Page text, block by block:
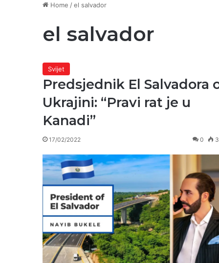
Home /el salvador
el salvador
Svijet
Predsjednik El Salvadora
Ukrajini: “Pravi rat je u
Kanadi”
17/02/2022 0